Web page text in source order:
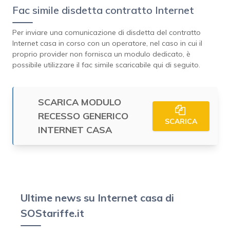
Fac simile disdetta contratto Internet
Per inviare una comunicazione di disdetta del contratto
Internet casa in corso con un operatore, nel caso in cui il
proprio provider non fornisca un modulo dedicato, è
possibile utilizzare il fac simile scaricabile qui di seguito.
SCARICA MODULO
RECESSO GENERICO
INTERNET CASA
SCARICA
Ultime news su Internet casa di
SOStariffe.it